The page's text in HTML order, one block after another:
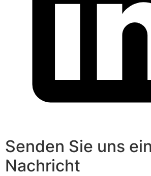
Senden Sie uns
Nachricht